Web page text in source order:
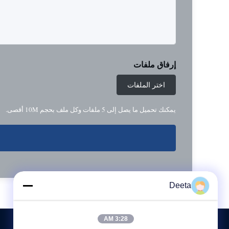
إرفاق ملفات
اختر الملفات
يمكنك تحميل ما يصل إلى 5 ملفات وكل ملف بحجم 10M أقصى.
Deeta
3:28 AM